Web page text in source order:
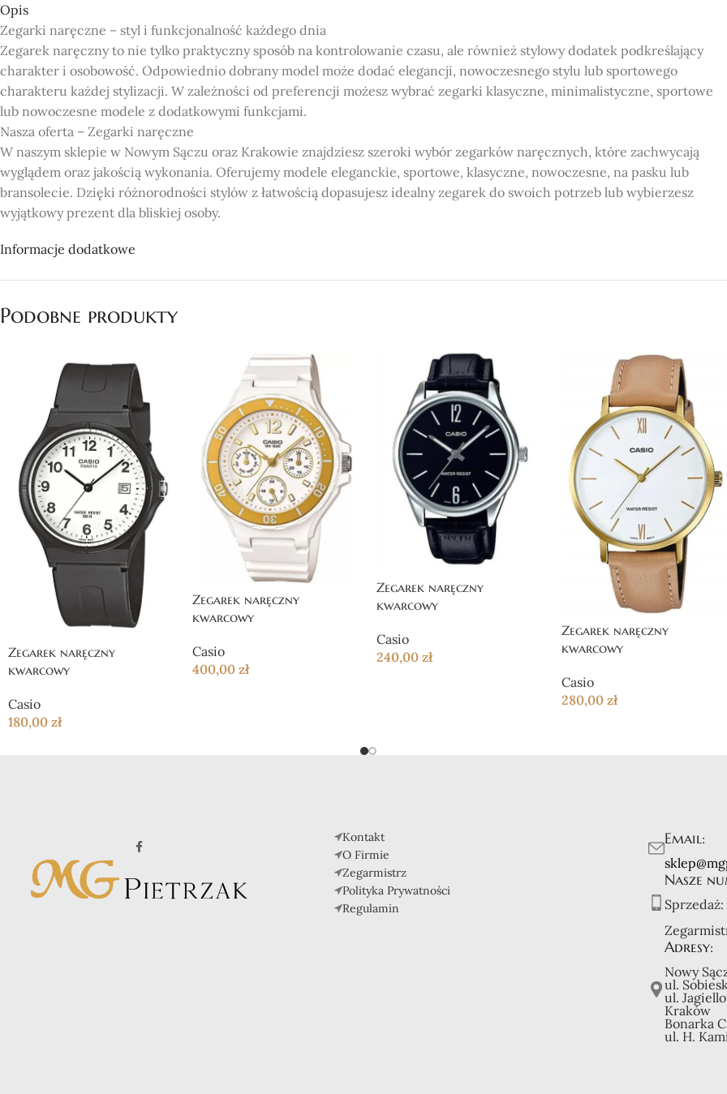
Opis
Zegarki naręczne – styl i funkcjonalność każdego dnia
Zegarek naręczny to nie tylko praktyczny sposób na kontrolowanie czasu, ale również stylowy dodatek podkreślający
charakter i osobowość. Odpowiednio dobrany model może dodać elegancji, nowoczesnego stylu lub sportowego
charakteru każdej stylizacji. W zależności od preferencji możesz wybrać zegarki klasyczne, minimalistyczne, sportowe
lub nowoczesne modele z dodatkowymi funkcjami.
Nasza oferta – Zegarki naręczne
W naszym sklepie w Nowym Sączu oraz Krakowie znajdziesz szeroki wybór zegarków naręcznych, które zachwycają
wyglądem oraz jakością wykonania. Oferujemy modele eleganckie, sportowe, klasyczne, nowoczesne, na pasku lub
bransolecie. Dzięki różnorodności stylów z łatwością dopasujesz idealny zegarek do swoich potrzeb lub wybierzesz
wyjątkowy prezent dla bliskiej osoby.
Bogata oferta: Oferujemy szeroki wybór zegarków naręcznych o różnych wzorach, kolorach i stylach.
oferty.
Konkurencyjne ceny: Oferujemy atrakcyjne ceny, dzięki którym stylowe zegarki są dostępne dla każdego.
Informacje dodatkowe
Podobne produkty
Zegarek naręczny
kwarcowy
Casio
180,00 zł
Zegarek naręczny
kwarcowy
Casio
400,00zł
Zegarek naręczny
kwarcowy
Casio
240,00zł
Zegarek naręczny
kwarcowy
Casio
280,00 zł
Kontakt
O Firmie
Zegarmistrz
Polityka Prywatności
Regulamin
Email:
Nasze
Sprzedaż:
Adresy:
Nowy
ul.
ul.
Kraków
Bonarka
ul. H.